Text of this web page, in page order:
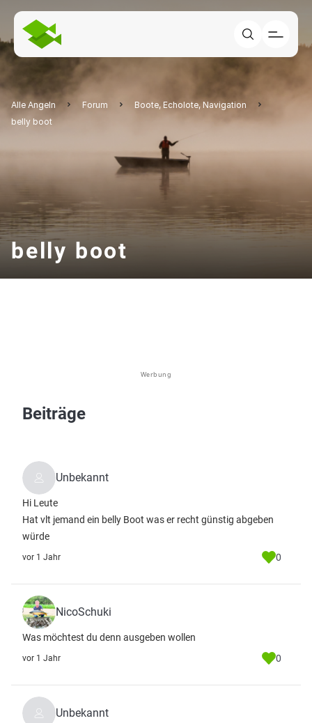
Alle Angeln Forum
Boote, Echolote, Navigation
belly boot
belly boot
Werbung
Beiträge
Unbekannt
Hi Leute
Hat vlt jemand ein belly Boot was er recht günstig abgeben
würde
vor 1 Jahr 0
NicoSchuki
Was möchtest du denn ausgeben wollen
vor 1 Jahr 0
Unbekannt